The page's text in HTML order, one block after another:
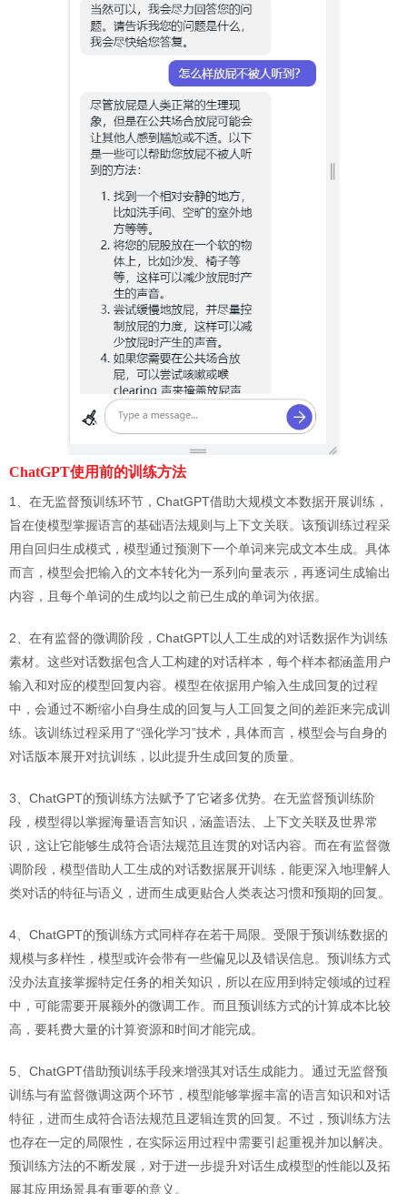
ChatGPT使用前的训练方法
1、在无监督预训练环节，ChatGPT借助大规模文本数据开展训练，
旨在使模型掌握语言的基础语法规则与上下文关联。该预训练过程采
用自回归生成模式，模型通过预测下一个单词来完成文本生成。具体
而言，模型会把输入的文本转化为一系列向量表示，再逐词生成输出
内容，且每个单词的生成均以之前已生成的单词为依据。
2、在有监督的微调阶段，ChatGPT以人工生成的对话数据作为训练
素材。这些对话数据包含人工构建的对话样本，每个样本都涵盖用户
输入和对应的模型回复内容。模型在依据用户输入生成回复的过程
中，会通过不断缩小自身生成的回复与人工回复之间的差距来完成训
练。该训练过程采用了“强化学习”技术，具体而言，模型会与自身的
对话版本展开对抗训练，以此提升生成回复的质量。
3、ChatGPT的预训练方法赋予了它诸多优势。在无监督预训练阶
段，模型得以掌握海量语言知识，涵盖语法、上下文关联及世界常
识，这让它能够生成符合语法规范且连贯的对话内容。而在有监督微
调阶段，模型借助人工生成的对话数据展开训练，能更深入地理解人
类对话的特征与语义，进而生成更贴合人类表达习惯和预期的回复。
4、ChatGPT的预训练方式同样存在若干局限。受限于预训练数据的
规模与多样性，模型或许会带有一些偏见以及错误信息。预训练方式
没办法直接掌握特定任务的相关知识，所以在应用到特定领域的过程
中，可能需要开展额外的微调工作。而且预训练方式的计算成本比较
高，要耗费大量的计算资源和时间才能完成。
5、ChatGPT借助预训练手段来增强其对话生成能力。通过无监督预
训练与有监督微调这两个环节，模型能够掌握丰富的语言知识和对话
特征，进而生成符合语法规范且逻辑连贯的回复。不过，预训练方法
也存在一定的局限性，在实际运用过程中需要引起重视并加以解决。
预训练方法的不断发展，对于进一步提升对话生成模型的性能以及拓
展其应用场景具有重要的意义。